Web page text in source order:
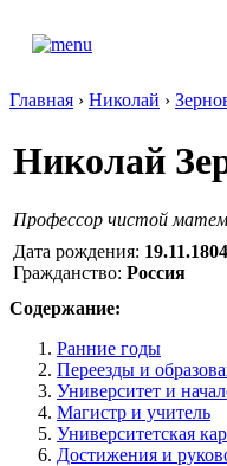
Главная › Николай ›
Николай
Профессор чистой
Дата рождения: 19.11.1804
Гражданство: Россия
Содержание:
Ранние годы
Переезды и
Университет и
Магистр и учитель
Университетская
Достижения и